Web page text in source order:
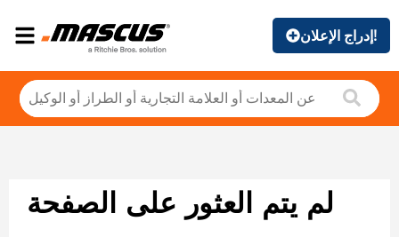
إدراج الإعلان!
لم يتم العثور على الصفحة